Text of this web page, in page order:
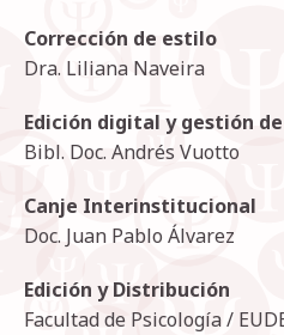
Corrección de estilo
Dra. Liliana Naveira
Edición digital y gestión
Bibl. Doc. Andrés Vuotto
Canje Interinstitucional
Doc. Juan Pablo Álvarez
Edición y Distribución
Facultad de Psicología /